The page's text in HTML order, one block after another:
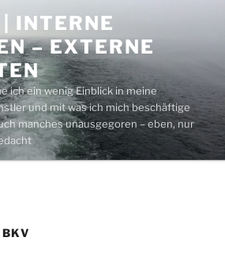
INTERNE
– EXTERNE
ich ein wenig Einblick in meine
und mit was ich mich beschäftige
manches unausgegoren – eben, nur
BKV